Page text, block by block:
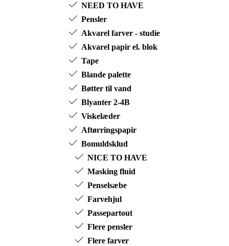
NEED TO HAVE
Pensler
Akvarel farver - studie
Akvarel papir el. blok
Tape
Blande palette
Bøtter til vand
Blyanter 2-4B
Viskelæder
Aftørringspapir
Bomuldsklud
NICE TO HAVE
Masking fluid
Penselsæbe
Farvehjul
Passepartout
Flere pensler
Flere farver